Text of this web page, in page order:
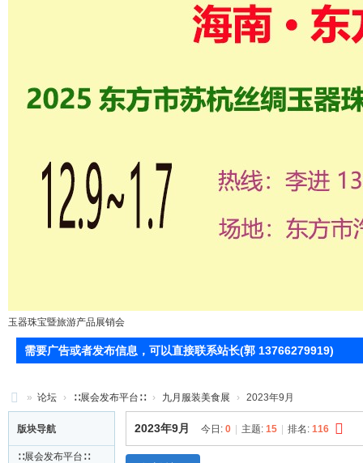
玉器珠宝暨旅游产品展销会
需要广告或者发布信息，可以直接联系站长(郭 13766279919)
71
0
» 论坛 › ∷展会发布平台∷ › 九月服装美食展 › 2023年9月
版块导航
∷展会发布平台∷
2023年9月 今日: 0 | 主题: 15 | 排名: 116